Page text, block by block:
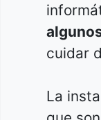
cuidar
La